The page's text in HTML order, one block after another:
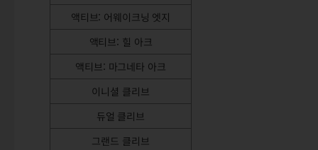
액티브: 어웨이크닝 엣지
액티브: 힐 아크
액티브: 마그네타 아크
이니셜 클리브
듀얼 클리브
그랜드 클리브